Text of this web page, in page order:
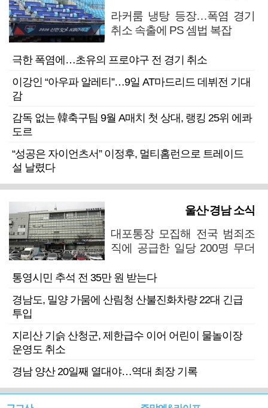
라커룸 냉탕 등장…폭염 경기
취소 속출에 PS 셈법 복잡
극한 폭염에…초유의 프로야구 전 경기 취소
이강인 “아우파 알레티”…9일 AT마드리드 데뷔전 기대
감
감독 없는 韓축구팀 9월 A매치 첫 상대, 랭킹 25위 에콰
도르
“성공은 자이언츠서” 이정후, 멀티홈런으로 트레이드
설 날렸다
울산·경남 소식
대포통장 모집해 전국 범죄조
직에 공급한 일당 200명 무더
통영시민 추석 전 35만 원 받는다
경남도, 밀양 가뭄에 산림청 산불진화차량 22대 긴급
투입
지리산 기슭 산청군, 제한급수 이어 어린이 물놀이장
운영도 취소
경남 양산 20일째 열대야…역대 최장 기록